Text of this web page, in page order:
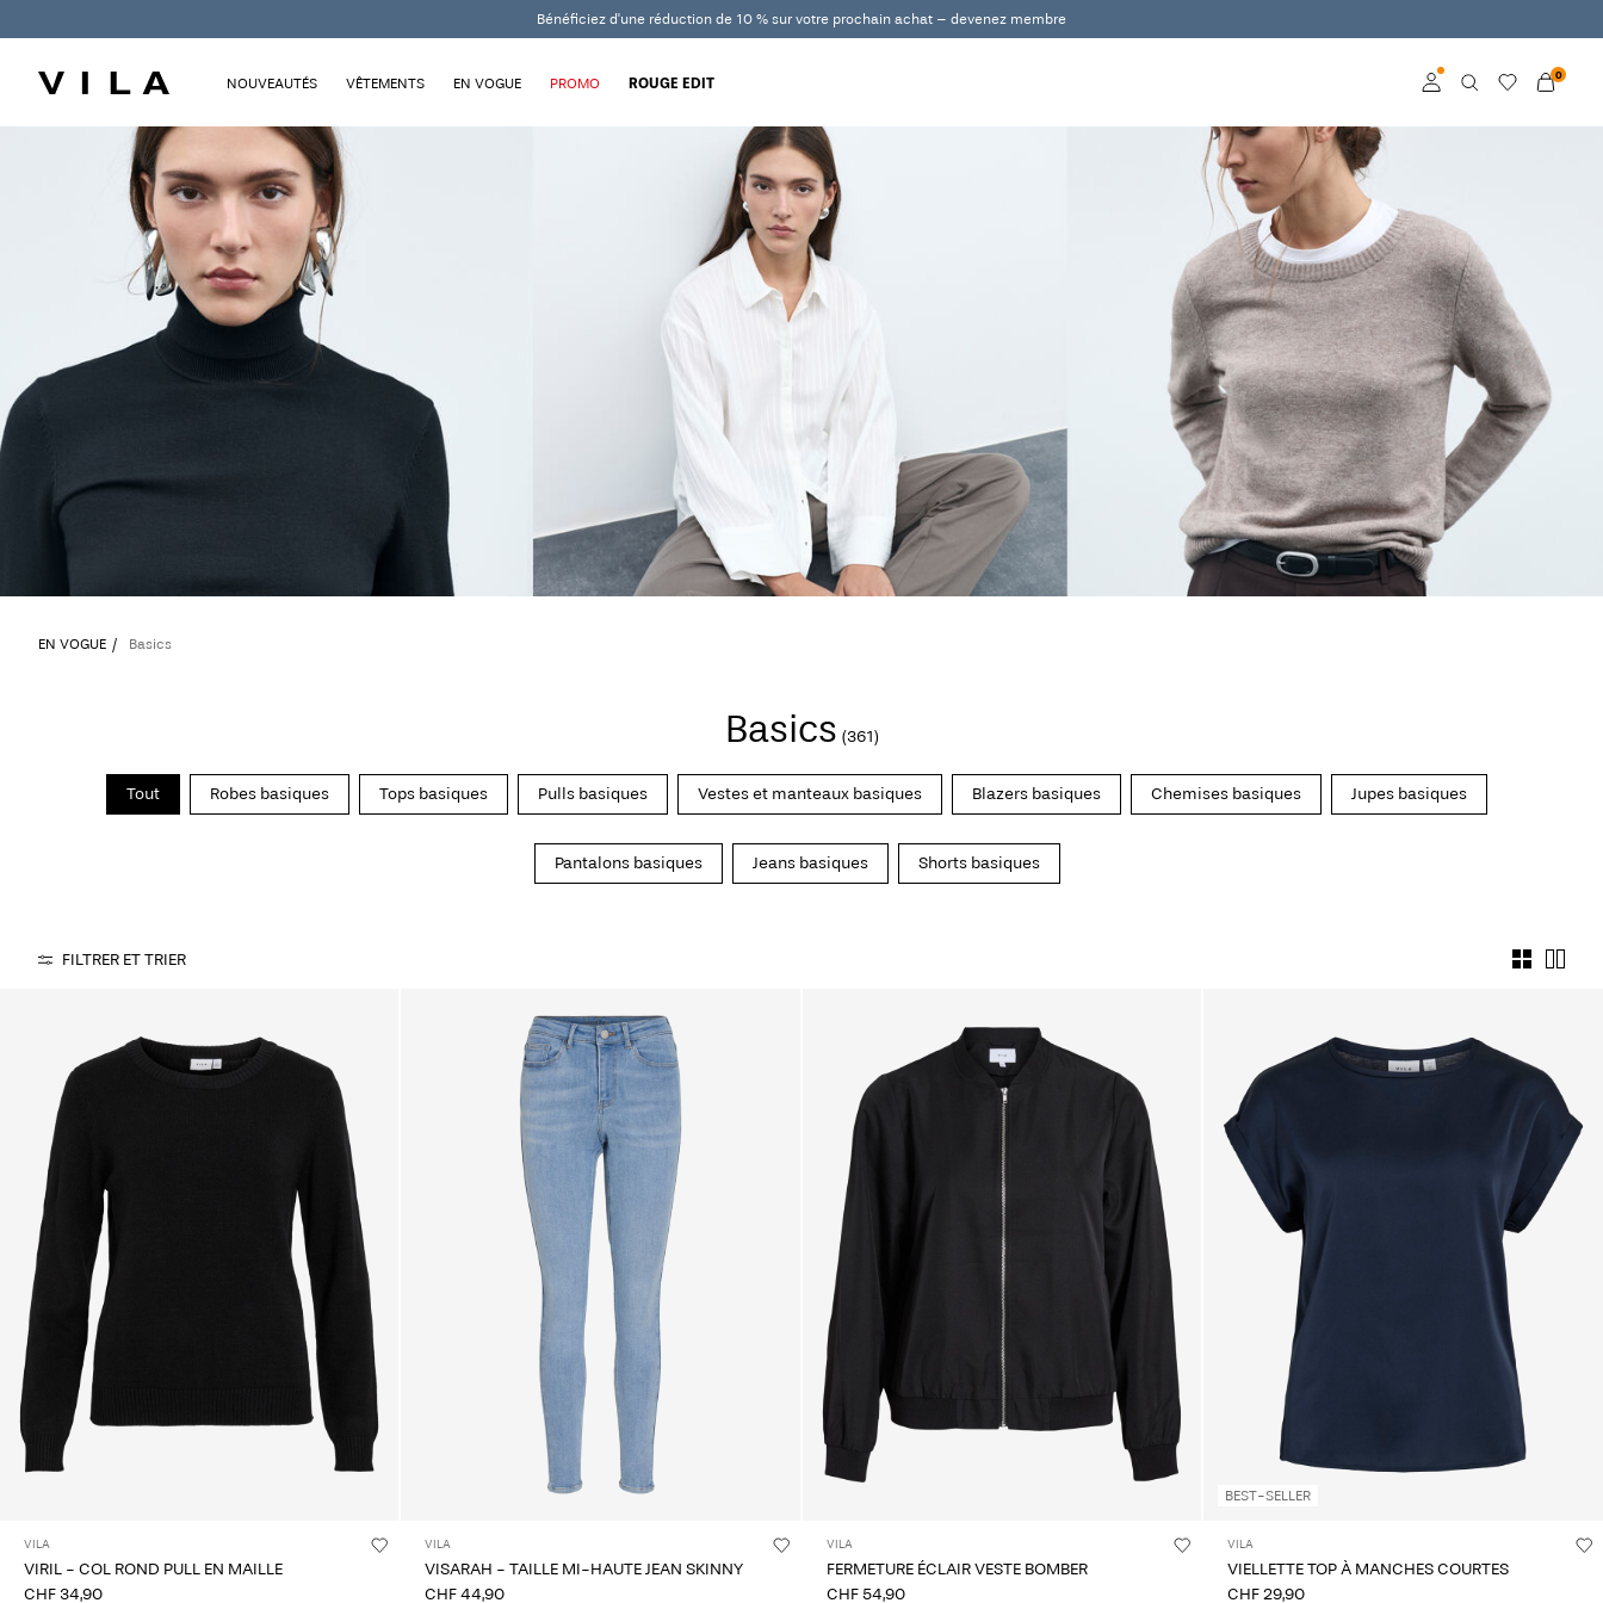
Bénéficiez d'une réduction de 10 % sur votre prochain achat – devenez membre
Connexion
Devenez membre
En savoir plus sur VILA
Club
0
NOUVEAUTÉS VÊTEMENTS EN VOGUE PROMO ROUGE EDIT
EN VOGUE Basics
Basics (361)
Tout Robes basiques Tops basiques Pulls basiques Vestes et manteaux basiques Blazers basiques Chemises basiques Jupes basiques
Pantalons basiques Jeans basiques Shorts basiques
FILTRER ET TRIER
VILA
VIRIL - COL ROND PULL EN MAILLE
CHF 34,90
VILA
VISARAH - TAILLE MI-HAUTE JEAN SKINNY
CHF 44,90
VILA
FERMETURE ÉCLAIR VESTE BOMBER
CHF 54,90
BEST-SELLER
VILA
VIELLETTE TOP À MANCHES COURTES
CHF 29,90